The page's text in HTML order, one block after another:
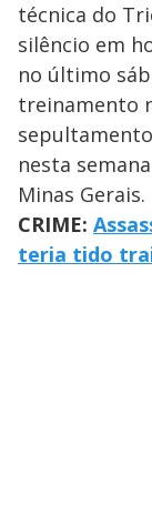
técnica do
silêncio em
no último
treinamento
nesta
Minas Gerais.
CRIME:
teria tido